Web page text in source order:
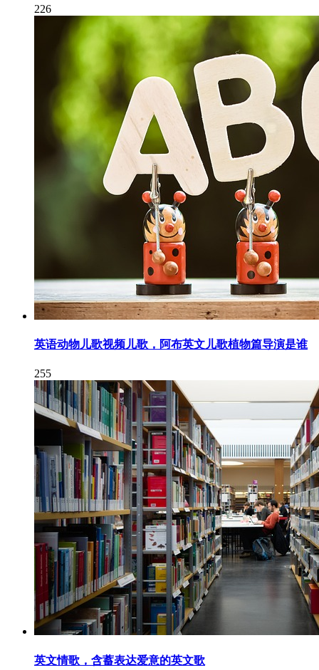
226
英语动物儿歌视频儿歌，阿布英文儿歌植物篇导演是谁
255
英文情歌，含蓄表达爱意的英文歌